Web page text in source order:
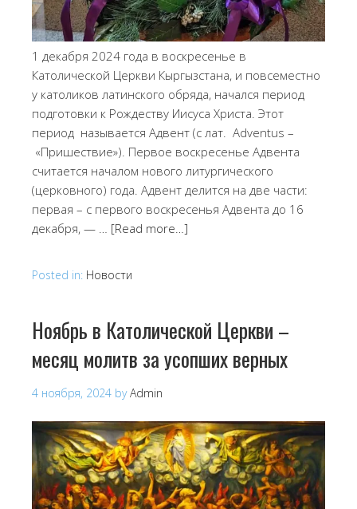
1 декабря 2024 года в воскресенье в
Католической Церкви Кыргызстана, и повсеместно
у католиков латинского обряда, начался период
подготовки к Рождеству Иисуса Христа. Этот
период называется Адвент (с лат. Adventus –
«Пришествие»). Первое воскресенье Адвента
считается началом нового литургического
(церковного) года. Адвент делится на две части:
первая – с первого воскресенья Адвента до 16
декабря, — … [Read more…]
Posted in: Новости
Ноябрь в Католической Церкви –
месяц молитв за усопших верных
4 ноября, 2024 byAdmin